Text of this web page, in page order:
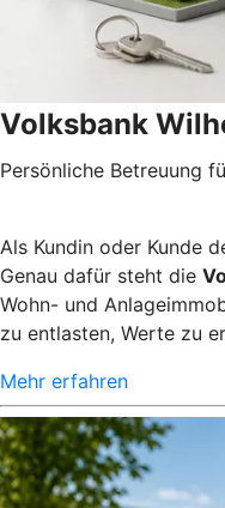
Volksbank
Persönliche Betreuung
Als Kundin oder Kunde
Genau dafür steht die
Wohn- und
zu entlasten, Werte zu
Mehr erfahren